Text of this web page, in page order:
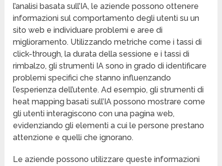
l’analisi basata sull’IA, le aziende possono ottenere
informazioni sul comportamento degli utenti su un
sito web e individuare problemi e aree di
miglioramento. Utilizzando metriche come i tassi di
click-through, la durata della sessione e i tassi di
rimbalzo, gli strumenti IA sono in grado di identificare
problemi specifici che stanno influenzando
l’esperienza dell’utente. Ad esempio, gli strumenti di
heat mapping basati sull’IA possono mostrare come
gli utenti interagiscono con una pagina web,
evidenziando gli elementi a cui le persone prestano
attenzione e quelli che ignorano.
Le aziende possono utilizzare queste informazioni